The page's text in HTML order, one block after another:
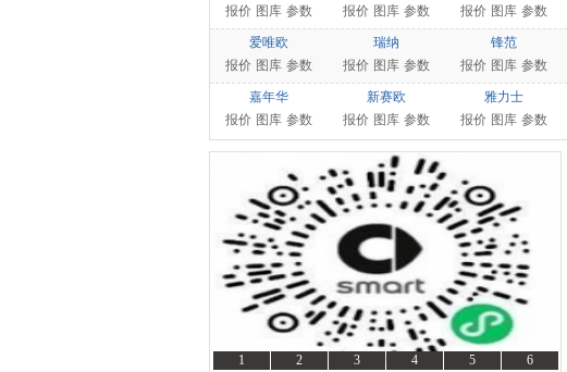
资讯
报价 图库 参数
报价 图库 参数
报价 图库 参数
爱唯欧
报价 图库 参数
瑞纳
报价 图库 参数
锋范
报价 图库 参数
嘉年华
报价 图库 参数
新赛欧
报价 图库 参数
雅力士
报价 图库 参数
1 2 3 4 5 6